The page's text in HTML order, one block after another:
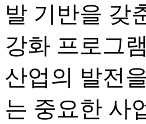
발 기반을 갖
강화 프로그
산업의 발전
는 중요한 사